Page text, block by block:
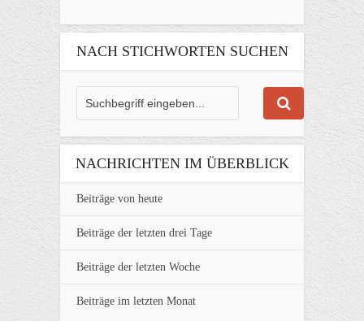
NACH STICHWORTEN SUCHEN
NACHRICHTEN IM ÜBERBLICK
Beiträge von heute
Beiträge der letzten drei Tage
Beiträge der letzten Woche
Beiträge im letzten Monat